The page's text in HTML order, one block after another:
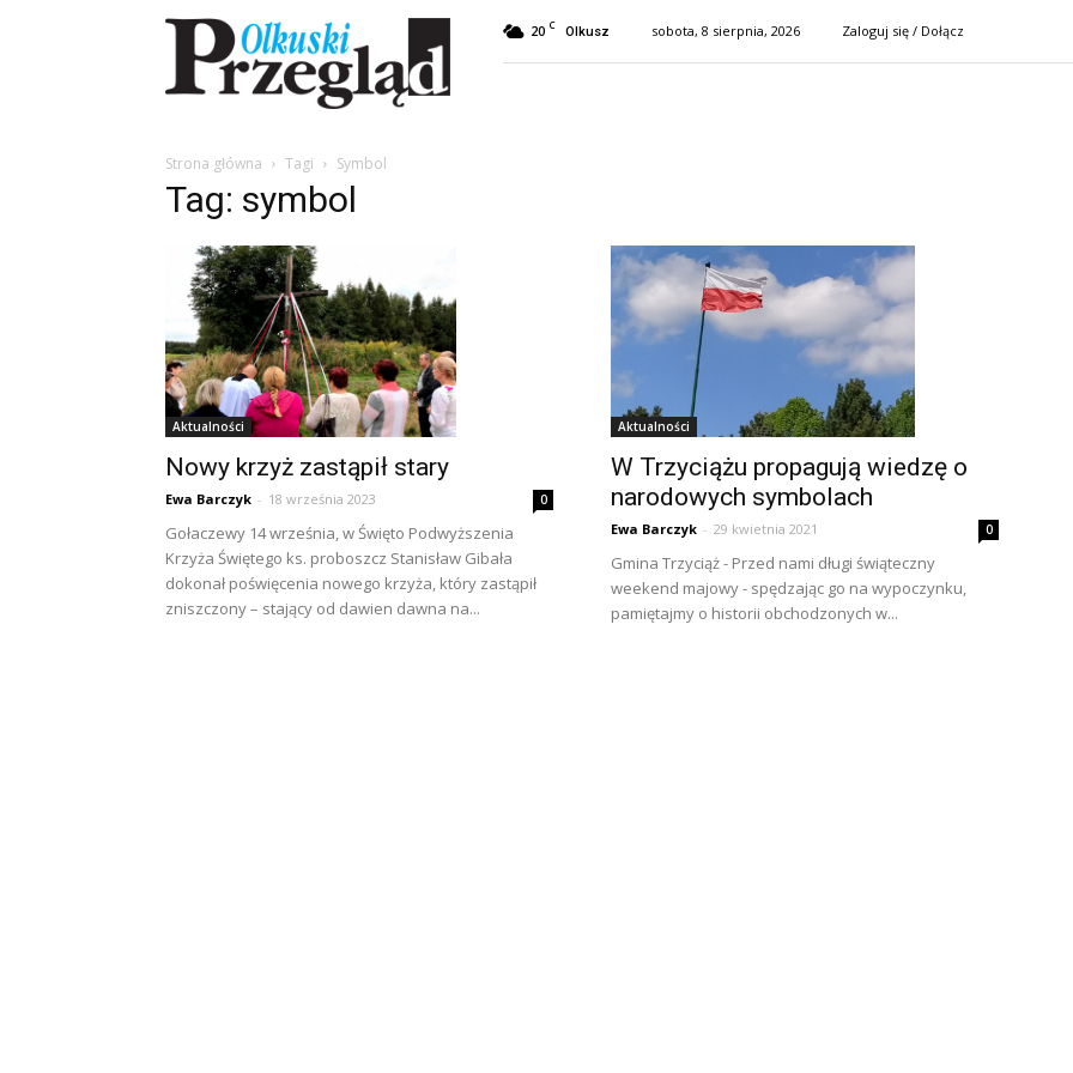
Przegląd
Olkuski
20 C Olkusz sobota, 8 sierpnia, 2026 Zaloguj się / Dołącz
Strona główna Tagi Symbol
Tag: symbol
Aktualności
Nowy krzyż zastąpił stary
Ewa Barczyk - 18 września 2023 0
Gołaczewy 14 września, w Święto Podwyższenia
Krzyża Świętego ks. proboszcz Stanisław Gibała
dokonał poświęcenia nowego krzyża, który zastąpił
zniszczony – stający od dawien dawna na...
Aktualności
W Trzyciążu propagują wiedzę o
narodowych symbolach
Ewa Barczyk - 29 kwietnia 2021 0
Gmina Trzyciąż - Przed nami długi świąteczny
weekend majowy - spędzając go na wypoczynku,
pamiętajmy o historii obchodzonych w...